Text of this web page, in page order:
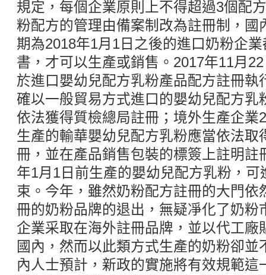
規定，每個企業原則上不得超過3個配
粉配方的管理由備案制改為註冊制，國
期為2018年1月1日之後的進口奶粉企
書，才可以生產或銷售。2017年11月
於進口嬰幼兒配方乳粉產品配方註冊執
確以一般貿易方式進口的嬰幼兒配方乳
依法獲得質檢總局註冊；境外生產企業
生產的輸華嬰幼兒配方乳粉應當依法取
冊，並在產品銷售包裝的標簽上註明註
年1月1日前生產的嬰幼兒配方乳粉，
束。今年，雖然奶粉配方註冊的大門依
冊的奶粉品牌的退出，無疑凈化了奶粉
企業采取在海外註冊品牌，並以代工廠
國內，然而以此類方式生產的奶粉卻並
內人士預計，新政的實施將有效規範這